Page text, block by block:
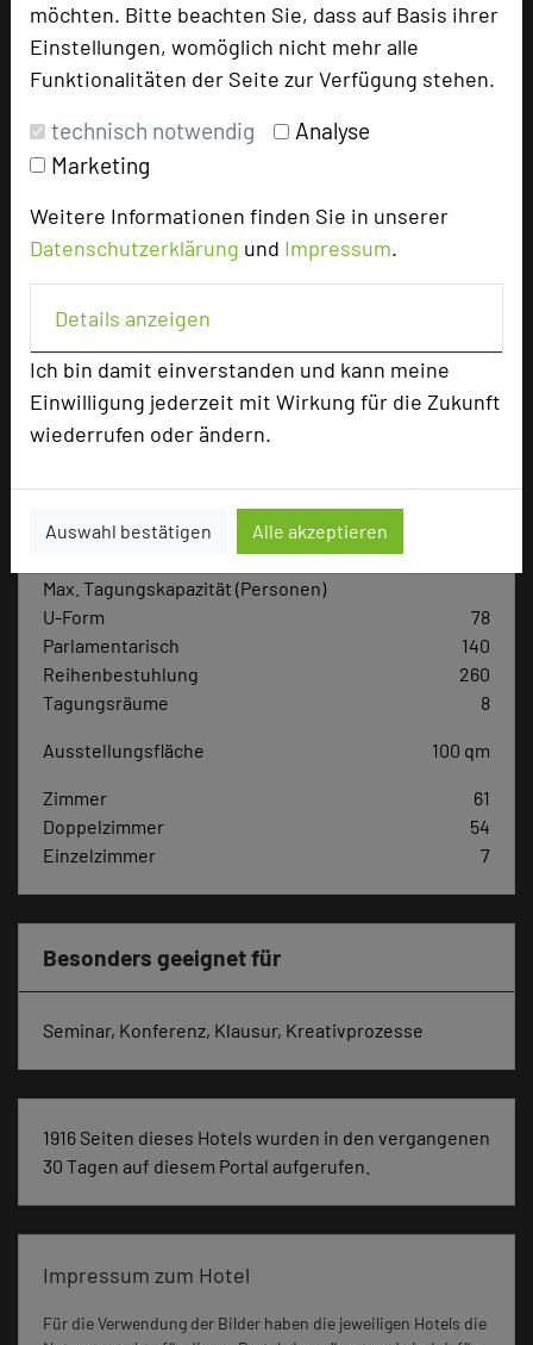
möchten. Bitte beachten Sie, dass auf Basis ihrer
Einstellungen, womöglich nicht mehr alle
Funktionalitäten der Seite zur Verfügung stehen.
technisch notwendig
Analyse
Marketing
Weitere Informationen finden Sie in unserer
Datenschutzerklärung und Impressum.
Details anzeigen
Ich bin damit einverstanden und kann meine
Einwilligung jederzeit mit Wirkung für die Zukunft
wiederrufen oder ändern.
Auswahl bestätigen Alle akzeptieren
zur Tagungsanfrage hinzufügen add_circle
Bewertung
Tagungsplaner
Tagungsleiter
Tagungsteilnehmer
Hotel bewerten
Max. Tagungskapazität (Personen)
U-Form
78
Parlamentarisch
140
Reihenbestuhlung
260
Tagungsräume
8
Ausstellungsfläche 100 qm
Zimmer
61
Doppelzimmer
54
Einzelzimmer
7
Besonders geeignet für
Seminar, Konferenz, Klausur, Kreativprozesse
1916 Seiten dieses Hotels wurden in den vergangenen
30 Tagen auf diesem Portal aufgerufen.
Impressum zum Hotel
Für die Verwendung der Bilder haben die jeweiligen Hotels die